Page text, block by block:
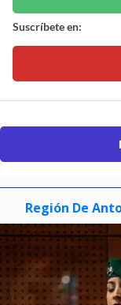
Suscríbete en:
Región De